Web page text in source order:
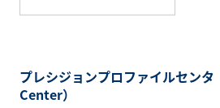
プレシジョンプロファイルセン
Center）